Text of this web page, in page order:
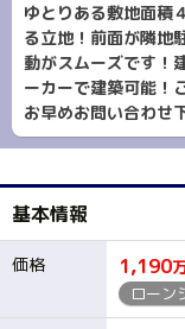
ゆとりある敷地面積
る立地！前面が隣地
動がスムーズです！
ーカーで建築可能！
お早めお問い合わせ
基本情報
価格 1,190
ローン